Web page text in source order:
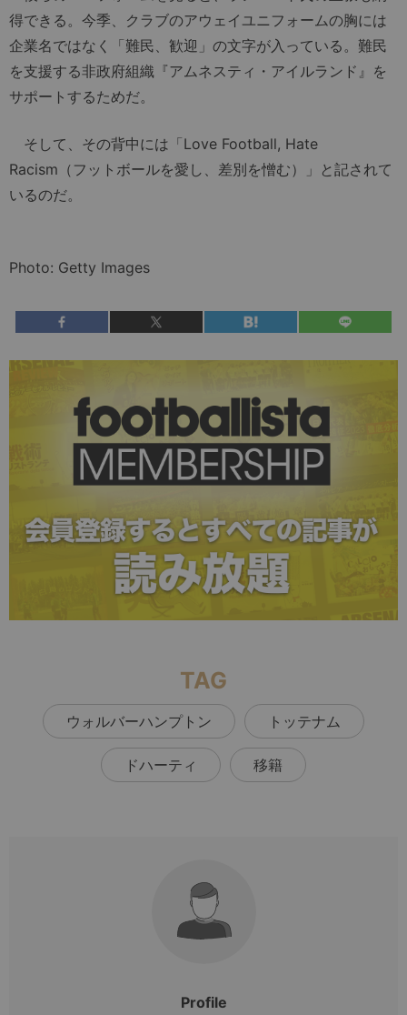
得できる。今季、クラブのアウェイユニフォームの胸には
企業名ではなく「難民、歓迎」の文字が入っている。難民
を支援する非政府組織『アムネスティ・アイルランド』を
サポートするためだ。
そして、その背中には「Love Football, Hate
Racism（フットボールを愛し、差別を憎む）」と記されて
いるのだ。
Photo: Getty Images
TAG
ウォルバーハンプトン トッテナム
ドハーティ 移籍
Profile